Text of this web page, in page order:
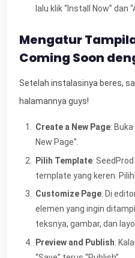
lalu klik “Install Now” dan
Mengatur
Coming Soon
Setelah instalasinya beres,
halamannya guys!
Create a New Page:
New Page”.
Pilih Template:
template yang keren.
Customize Page: Di
elemen yang ingin
teksnya, gambar, dan
Preview and Publish: